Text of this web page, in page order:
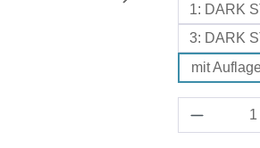
1: DARK
3: DARK
mit